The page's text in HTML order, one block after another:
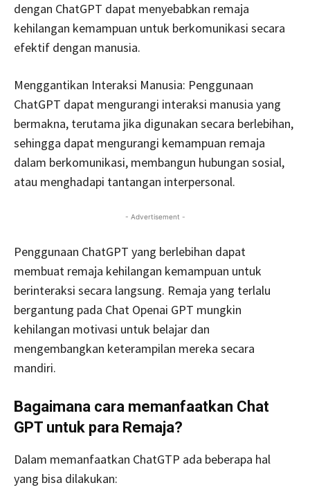
dengan ChatGPT dapat menyebabkan remaja
kehilangan kemampuan untuk berkomunikasi secara
efektif dengan manusia.
Menggantikan Interaksi Manusia: Penggunaan
ChatGPT dapat mengurangi interaksi manusia yang
bermakna, terutama jika digunakan secara berlebihan,
sehingga dapat mengurangi kemampuan remaja
dalam berkomunikasi, membangun hubungan sosial,
atau menghadapi tantangan interpersonal.
- Advertisement -
Penggunaan ChatGPT yang berlebihan dapat
membuat remaja kehilangan kemampuan untuk
berinteraksi secara langsung. Remaja yang terlalu
bergantung pada Chat Openai GPT mungkin
kehilangan motivasi untuk belajar dan
mengembangkan keterampilan mereka secara
mandiri.
Bagaimana cara memanfaatkan Chat
GPT untuk para Remaja?
Dalam memanfaatkan ChatGTP ada beberapa hal
yang bisa dilakukan: